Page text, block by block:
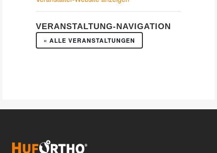
VERANSTALTUNG-NAVIGATION
« ALLE VERANSTALTUNGEN